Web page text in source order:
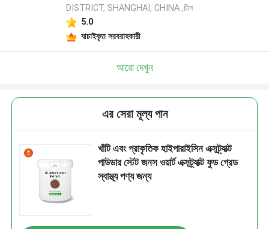
DISTRICT, SHANGHAI, CHINA ,চীন
5.0
যাচাইকৃত সরবরাহকারী
আরো দেখুন
এর সেরা মূল্য পান
খাঁটি এবং প্রাকৃতিক হাইপারাইসিন এক্সট্র্যাক্ট
পাউডার স্টেট জনস ওয়ার্ট এক্সট্র্যাক্ট ফুড গ্রেড
স্বাস্থ্য পণ্য জন্য